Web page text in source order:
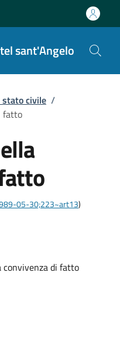
sant'Angelo
stato civile /
fatto
05-30;223~art13)
convivenza di fatto